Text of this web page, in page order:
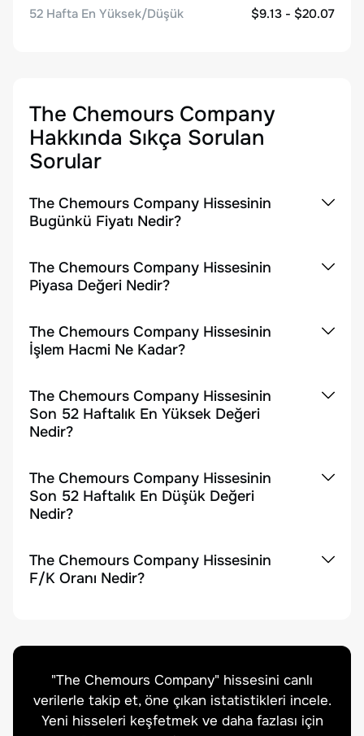
52 Hafta En Yüksek/Düşük
$9.13 - $20.07
The Chemours Company
Hakkında Sıkça Sorulan
Sorular
The Chemours Company Hissesinin
Bugünkü Fiyatı Nedir?
The Chemours Company Hissesinin
Piyasa Değeri Nedir?
The Chemours Company Hissesinin
İşlem Hacmi Ne Kadar?
The Chemours Company Hissesinin
Son 52 Haftalık En Yüksek Değeri
Nedir?
The Chemours Company Hissesinin
Son 52 Haftalık En Düşük Değeri
Nedir?
The Chemours Company Hissesinin
F/K Oranı Nedir?
"The Chemours Company" hissesini canlı
verilerle takip et, öne çıkan istatistikleri incele.
Yeni hisseleri keşfetmek ve daha fazlası için